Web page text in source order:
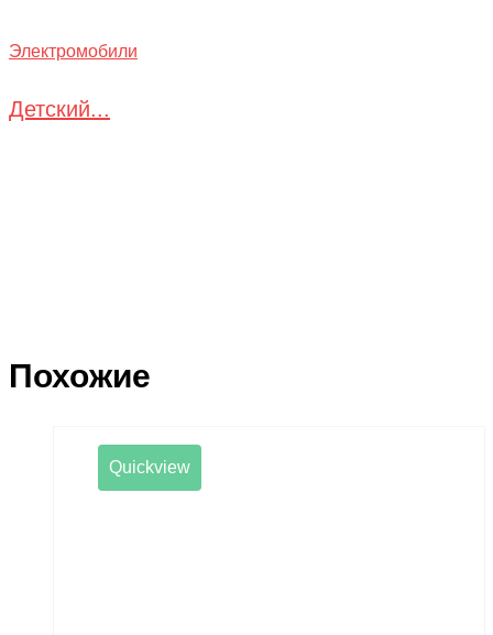
Электромобили
Детский...
Похожие
Quickview